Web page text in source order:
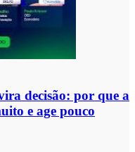
decisão: por que a
e age pouco